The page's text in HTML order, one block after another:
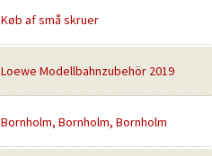
Køb af små skruer
Loewe Modellbahnzubehör 2019
Bornholm, Bornholm, Bornholm